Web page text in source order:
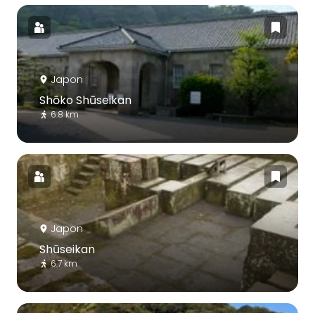
Japon
Shōko Shūseikan
6.8 km
Japon
Shūseikan
6.7 km